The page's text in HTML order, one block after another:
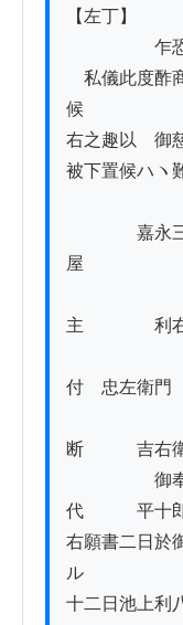
【左丁】
乍恐以口
私儀此度酢
候
右之趣以　御
被下置候ハヽ
嘉永三庚
屋
主　　　　利
付　忠左衛門
断　　　吉右
御奉行所
代　　　平十
右願書二日於
ル
十二日池上利